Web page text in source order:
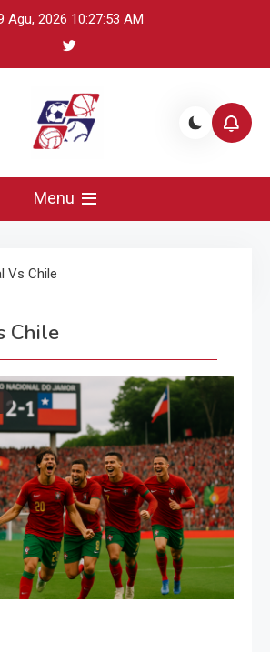
Agu, 2026 10:27:54 AM
BikeUniverse –
Sorotan
Statistik &
Event Besar
perkembangan olahraga global: update
skor, berita atlet, preview pertandingan,
Menu
Vs Chile
Chile